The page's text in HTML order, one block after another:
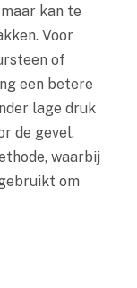
kan te
Voor
of
een betere
lage druk
de gevel.
waarbij
om